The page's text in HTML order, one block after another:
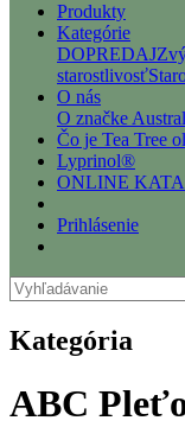
Produkty
Kategórie
DOPREDAJ
starostlivosť
O nás
O značke
Čo je Tea Tree
Lyprinol®
ONLINE
Prihlásenie
Kategória
ABC